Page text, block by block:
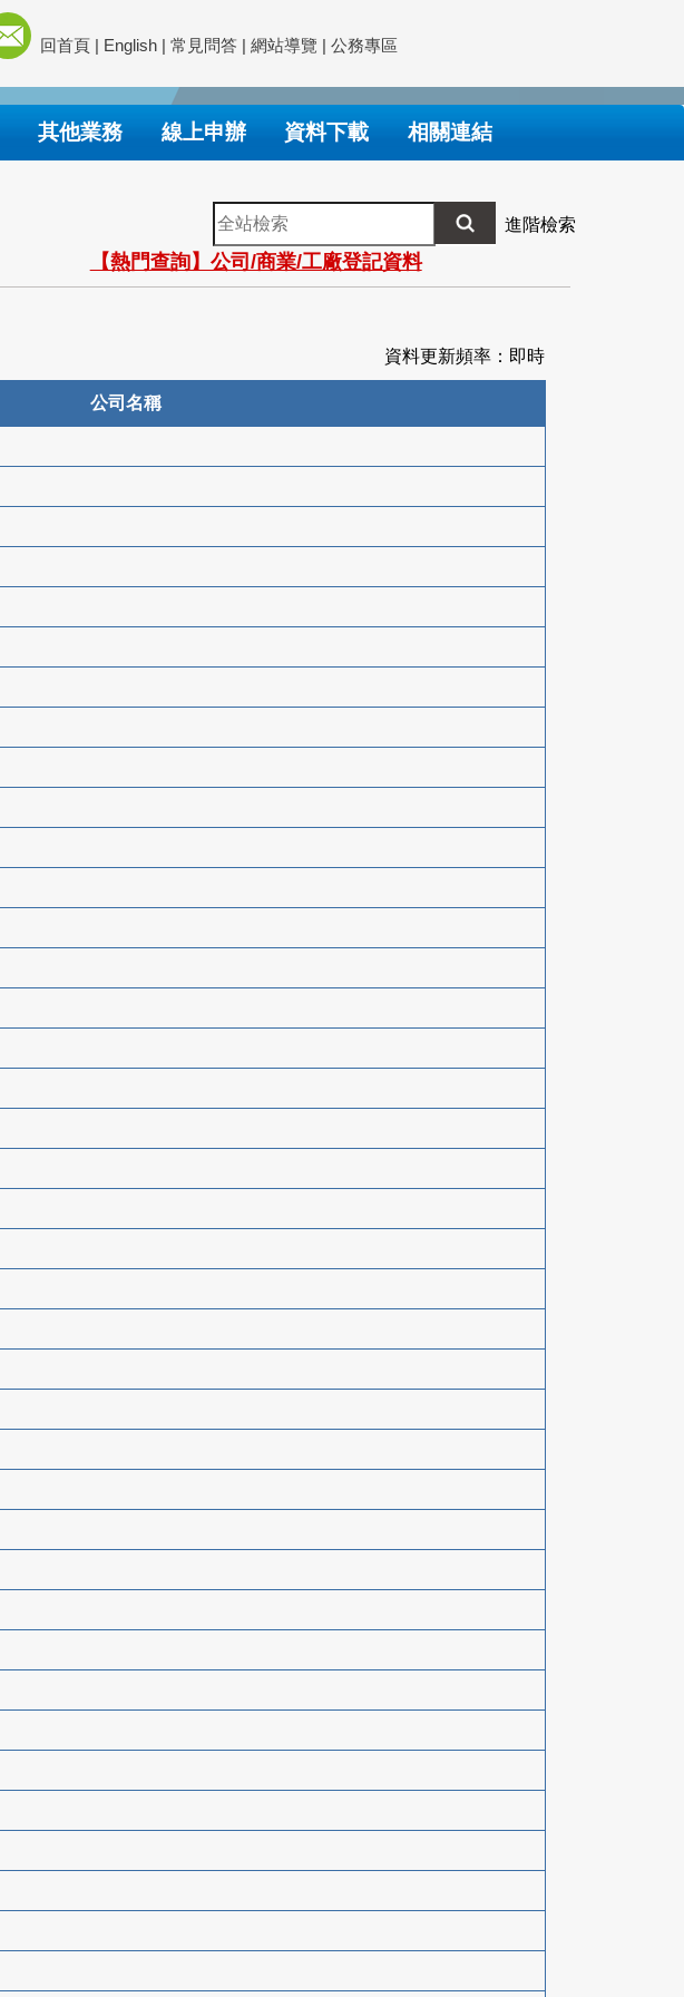
回首頁 | English | 常見問答 | 網站導覽 | 公務專區
其他業務 線上申辦 資料下載 相關連結
全
站
檢
索
進階檢索
【熱門查詢】公司/商業/工廠登記資料
資料更新頻率：即時
公司名稱